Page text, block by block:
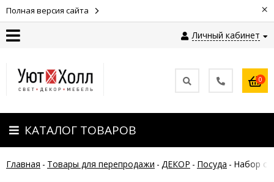
Полная версия сайта ×
Личный кабинет
Оплата
Доставка
Гарантия
0
КАТАЛОГ ТОВАРОВ
Главная - Товары для перепродажи - ДЕКОР - Посуда - Набор